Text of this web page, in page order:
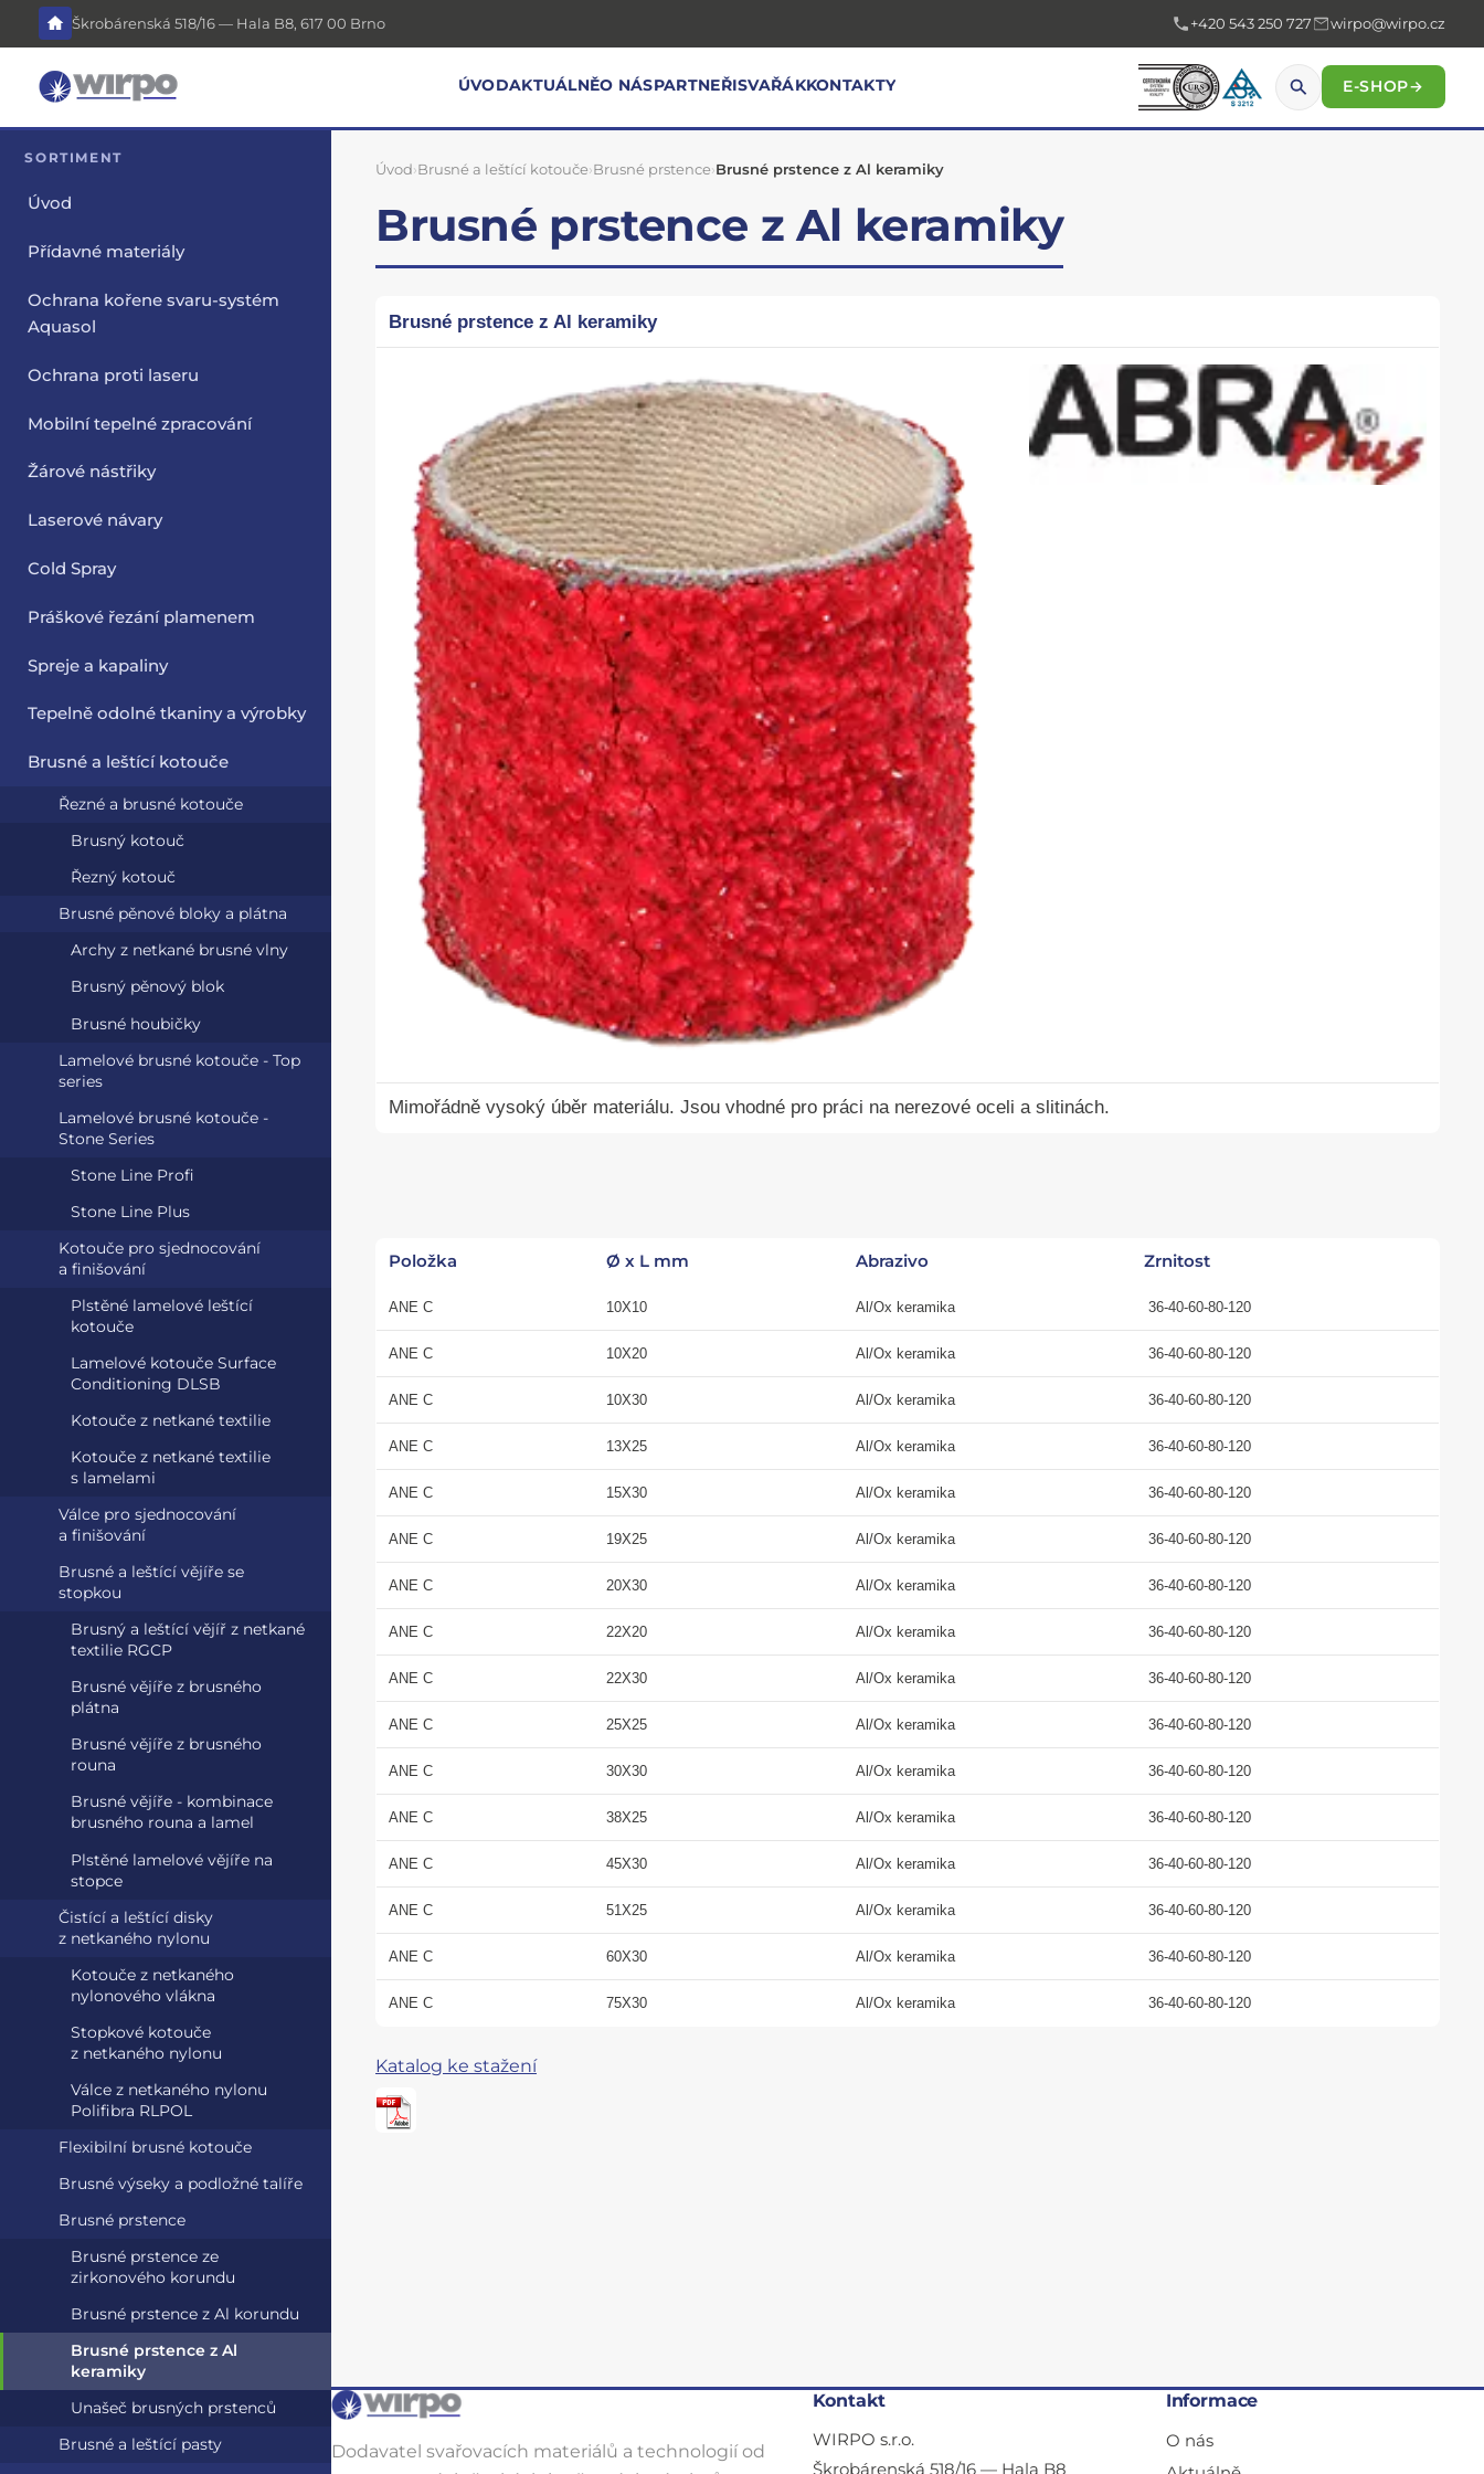
Škrobárenská 518/16 — Hala B8, 617 00 Brno +420 543 250 727 wirpo@wirpo.cz
ÚVODAKTUÁLNĚO NÁSPARTNEŘISVAŘÁKKONTAKTY E-SHOP→
SORTIMENT
Úvod
Přídavné materiály
Ochrana kořene svaru-systém
Aquasol
Ochrana proti laseru
Mobilní tepelné zpracování
Žárové nástřiky
Laserové návary
Cold Spray
Práškové řezání plamenem
Spreje a kapaliny
Tepelně odolné tkaniny a výrobky
Brusné a leštící kotouče
Řezné a brusné kotouče
Brusný kotouč
Řezný kotouč
Brusné pěnové bloky a plátna
Archy z netkané brusné vlny
Brusný pěnový blok
Brusné houbičky
Lamelové brusné kotouče - Top
series
Lamelové brusné kotouče -
Stone Series
Stone Line Profi
Stone Line Plus
Kotouče pro sjednocování
a finišování
Plstěné lamelové leštící
kotouče
Lamelové kotouče Surface
Conditioning DLSB
Kotouče z netkané textilie
Kotouče z netkané textilie
s lamelami
Válce pro sjednocování
a finišování
Brusné a leštící vějíře se
stopkou
Brusný a leštící vějíř z netkané
textilie RGCP
Brusné vějíře z brusného
plátna
Brusné vějíře z brusného
rouna
Brusné vějíře - kombinace
brusného rouna a lamel
Plstěné lamelové vějíře na
stopce
Čistící a leštící disky
z netkaného nylonu
Kotouče z netkaného
nylonového vlákna
Stopkové kotouče
z netkaného nylonu
Válce z netkaného nylonu
Polifibra RLPOL
Flexibilní brusné kotouče
Brusné výseky a podložné talíře
Brusné prstence
Brusné prstence ze
zirkonového korundu
Brusné prstence z Al korundu
Brusné prstence z Al
keramiky
Unašeč brusných prstenců
Brusné a leštící pasty
Úvod›Brusné a leštící kotouče›Brusné prstence›Brusné prstence z Al keramiky
Brusné prstence z Al keramiky
Brusné prstence z Al keramiky
Mimořádně vysoký úběr materiálu.Jsou vhodné pro práci na nerezové oceli a slitinách.
Položka Ø x L mm Abrazivo Zrnitost
ANE C 10X10 Al/Ox keramika 36-40-60-80-120
ANE C 10X20 Al/Ox keramika 36-40-60-80-120
ANE C 10X30 Al/Ox keramika 36-40-60-80-120
ANE C 13X25 Al/Ox keramika 36-40-60-80-120
ANE C 15X30 Al/Ox keramika 36-40-60-80-120
ANE C 19X25 Al/Ox keramika 36-40-60-80-120
ANE C 20X30 Al/Ox keramika 36-40-60-80-120
ANE C 22X20 Al/Ox keramika 36-40-60-80-120
ANE C 22X30 Al/Ox keramika 36-40-60-80-120
ANE C 25X25 Al/Ox keramika 36-40-60-80-120
ANE C 30X30 Al/Ox keramika 36-40-60-80-120
ANE C 38X25 Al/Ox keramika 36-40-60-80-120
ANE C 45X30 Al/Ox keramika 36-40-60-80-120
ANE C 51X25 Al/Ox keramika 36-40-60-80-120
ANE C 60X30 Al/Ox keramika 36-40-60-80-120
ANE C 75X30 Al/Ox keramika 36-40-60-80-120
Katalog ke stažení
Dodavatel svařovacích materiálů a technologií od
Kontakt
WIRPO s.r.o.
Škrobárenská 518/16 — Hala B8
Informace
O nás